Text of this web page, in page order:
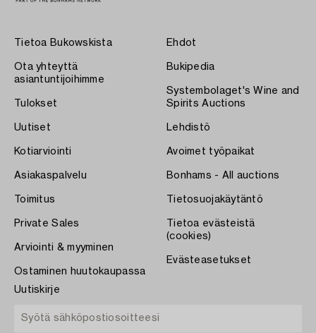
Tietoa Bukowskista
Ota yhteyttä
asiantuntijoihimme
Tulokset
Uutiset
Kotiarviointi
Asiakaspalvelu
Toimitus
Private Sales
Arviointi & myyminen
Ostaminen huutokaupassa
Ehdot
Bukipedia
Systembolaget's Wine and
Spirits Auctions
Lehdistö
Avoimet työpaikat
Bonhams - All auctions
Tietosuojakäytäntö
Tietoa evästeistä
(cookies)
Evästeasetukset
Uutiskirje